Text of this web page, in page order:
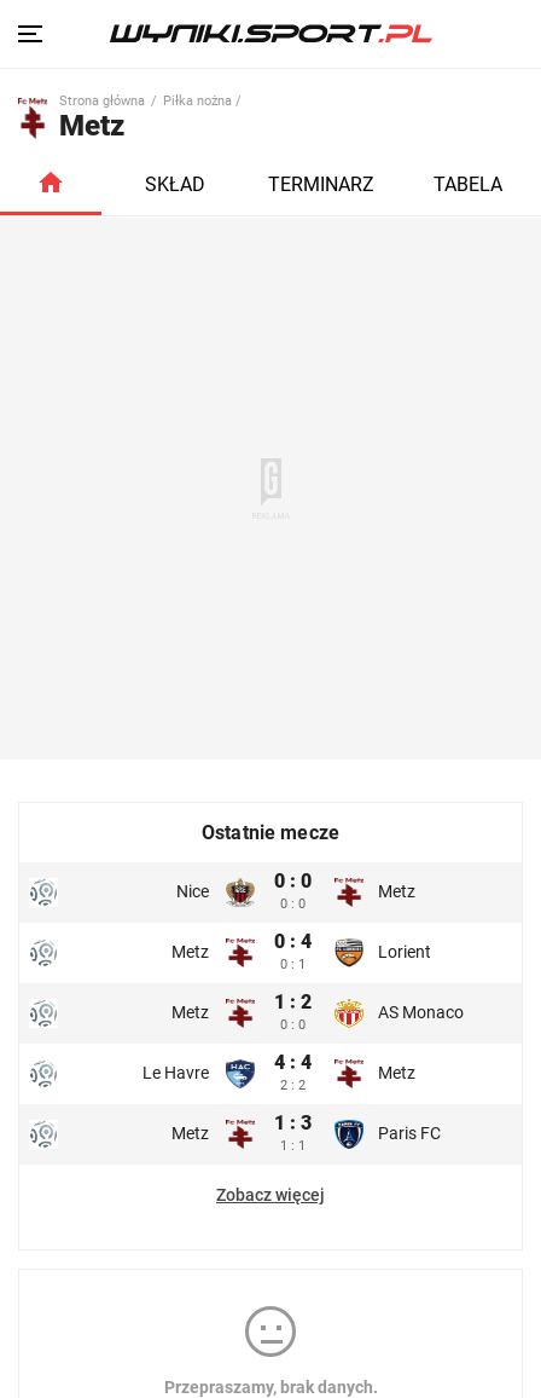
Strona główna Piłka nożna /
Metz
SKŁAD TERMINARZ TABELA
Ostatnie mecze
Nice 0 : 0
0 : 0
Metz
Metz 0 : 4
0 : 1
Lorient
Metz 1 : 2
0 : 0
AS Monaco
Le Havre 4 : 4
2 : 2
Metz
Metz 1 : 3
1 : 1
Paris FC
Zobacz więcej
Przepraszamy, brak danych.